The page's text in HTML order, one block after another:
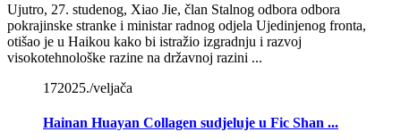
Ujutro, 27. studenog, Xiao Jie, član Stalnog odbora odbora
pokrajinske stranke i ministar radnog odjela Ujedinjenog fronta,
otišao je u Haikou kako bi istražio izgradnju i razvoj
visokotehnološke razine na državnoj razini ...
172025./veljača
Hainan Huayan Collagen sudjeluje u Fic Shan ...